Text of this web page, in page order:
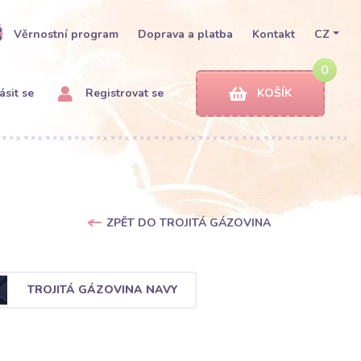
Věrnostní program Doprava a platba Kontakt CZ
se Registrovat se
0
KOŠÍK
ZPĚT DO TROJITÁ GÁZOVINA
TROJITÁ GÁZOVINA NAVY